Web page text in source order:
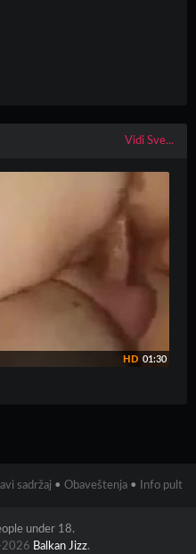
Vidi Sve...
01:30
HD
sadržaj • Obaveštenja • Info pult
under 18.
Balkan Jizz.